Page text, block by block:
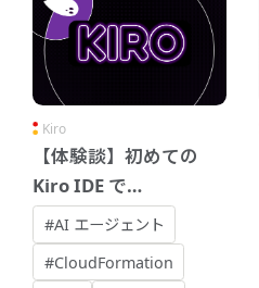
Kiro
【体験談】初めての
Kiro IDE で
CloudFormation テン
プレートを作ってみた
#AI エージェント
#CloudFormation